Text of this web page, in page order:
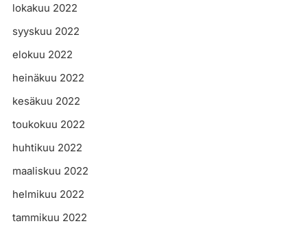
lokakuu 2022
syyskuu 2022
elokuu 2022
heinäkuu 2022
kesäkuu 2022
toukokuu 2022
huhtikuu 2022
maaliskuu 2022
helmikuu 2022
tammikuu 2022